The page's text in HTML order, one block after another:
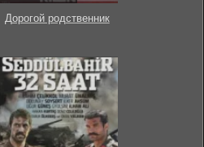
Дорогой родственник